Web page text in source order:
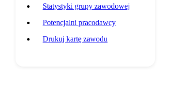
Statystyki grupy zawodowej
Potencjalni pracodawcy
Drukuj kartę zawodu